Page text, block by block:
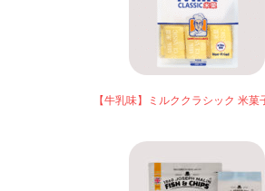
【牛乳味】ミルククラシック 米菓